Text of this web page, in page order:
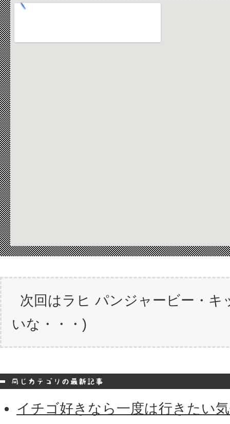
次回はラヒ パンジャービー・キ
いな・・・)
イチゴ好きなら一度は行きたい